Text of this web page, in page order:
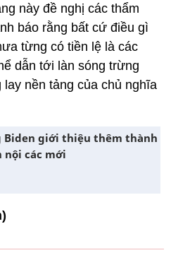
này đề nghị các thẩm
báo rằng bất cứ điều gì
từng có tiền lệ là các
dẫn tới làn sóng trừng
lay nền tảng của chủ nghĩa
Biden giới thiệu thêm thành
nội các mới